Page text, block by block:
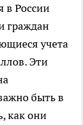
в России
граждан
учета
Эти
быть в
как они